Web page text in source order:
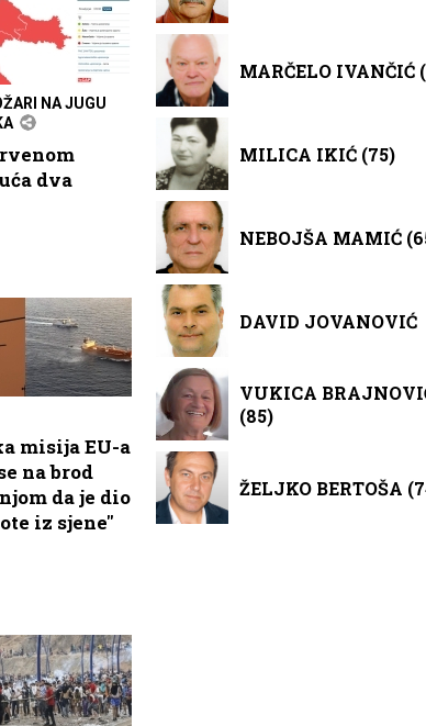
NA JUGU
dva
misija EU-a
na brod
da je dio
iz sjene"
MARČELO IVANČIĆ
MILICA IKIĆ (75)
NEBOJŠA MAMIĆ
DAVID JOVANOVIĆ
VUKICA
(85)
ŽELJKO BERTOŠA